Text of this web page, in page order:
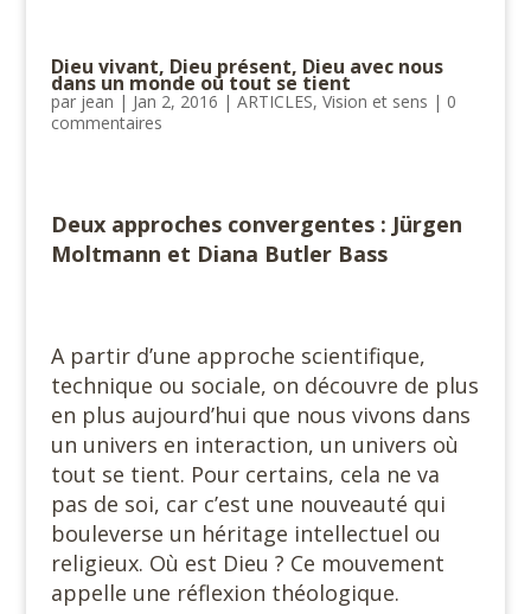
Dieu vivant, Dieu présent, Dieu avec nous
dans un monde où tout se tient
par jean | Jan 2, 2016 | ARTICLES, Vision et sens | 0
commentaires
Deux approches convergentes : Jürgen
Moltmann et Diana Butler Bass
A partir d’une approche scientifique,
technique ou sociale, on découvre de plus
en plus aujourd’hui que nous vivons dans
un univers en interaction, un univers où
tout se tient. Pour certains, cela ne va
pas de soi, car c’est une nouveauté qui
bouleverse un héritage intellectuel ou
religieux. Où est Dieu ? Ce mouvement
appelle une réflexion théologique.